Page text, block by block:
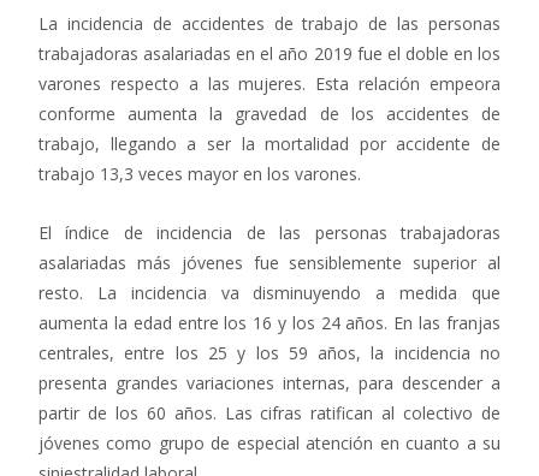
La incidencia de accidentes de trabajo de las personas
trabajadoras asalariadas en el año 2019 fue el doble en los
varones respecto a las mujeres. Esta relación empeora
conforme aumenta la gravedad de los accidentes de
trabajo, llegando a ser la mortalidad por accidente de
trabajo 13,3 veces mayor en los varones.
El índice de incidencia de las personas trabajadoras
asalariadas más jóvenes fue sensiblemente superior al
resto. La incidencia va disminuyendo a medida que
aumenta la edad entre los 16 y los 24 años. En las franjas
centrales, entre los 25 y los 59 años, la incidencia no
presenta grandes variaciones internas, para descender a
partir de los 60 años. Las cifras ratifican al colectivo de
jóvenes como grupo de especial atención en cuanto a su